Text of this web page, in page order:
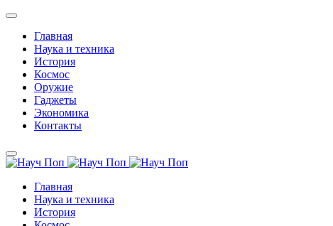
Главная
Наука и техника
История
Космос
Оружие
Гаджеты
Экономика
Контакты
Главная
Наука и техника
История